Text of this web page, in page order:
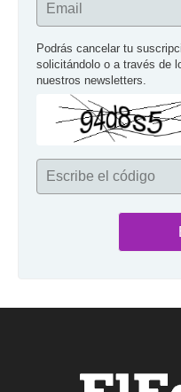
Email
Podrás cancelar tu
solicitándolo o a través de
nuestros newsletters.
Escribe el código